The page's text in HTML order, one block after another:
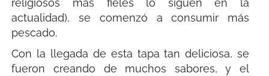
actualidad), se comenzó a consumir más
pescado.
Con la llegada de esta tapa tan deliciosa, se
fueron creando de muchos sabores, y el